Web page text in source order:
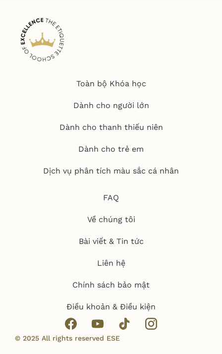
Toàn bộ Khóa học
Dành cho người lớn
Dành cho thanh thiếu niên
Dành cho trẻ em
Dịch vụ phân tích màu sắc cá nhân
FAQ
Về chúng tôi
Bài viết & Tin tức
Liên hệ
Chính sách bảo mật
Điều khoản & Điều kiện
© 2025 All rights reserved ESE